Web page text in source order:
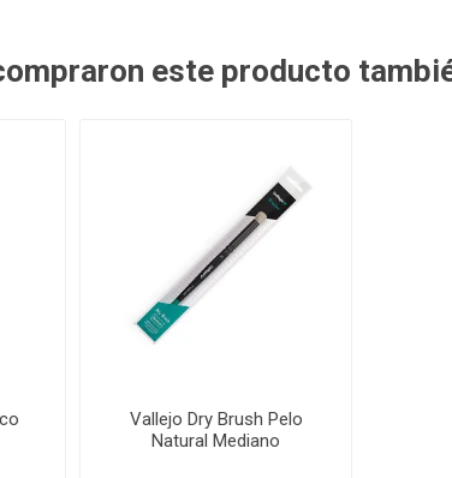
este producto
Vallejo Dry Brush Pelo
Natural Mediano